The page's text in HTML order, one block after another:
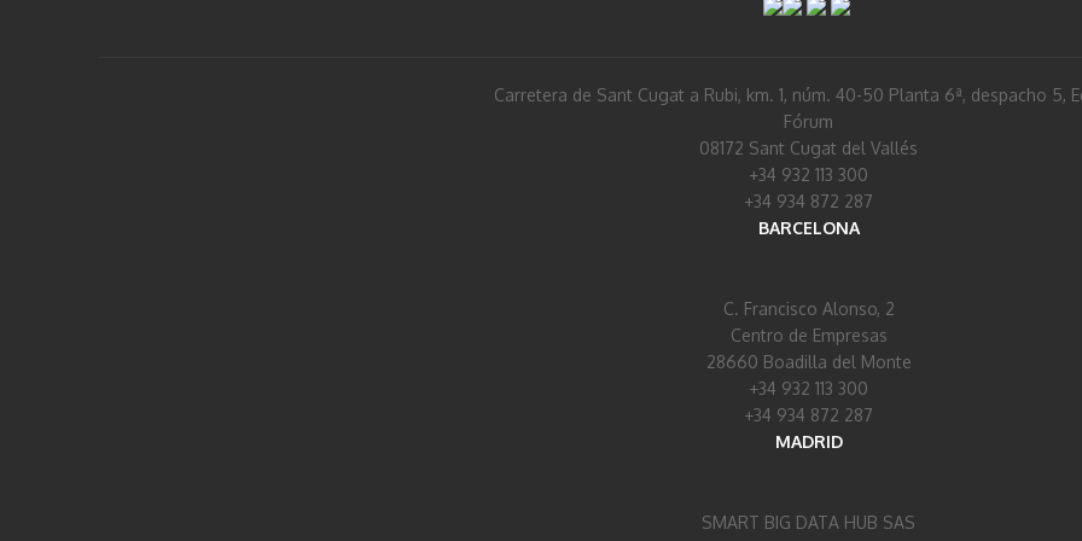
Carretera de Sant Cugat a Rubi, km. 1, núm. 40-50 Planta 6ª, despacho 5,
Fórum
08172 Sant Cugat del Vallés
+34 932 113 300
+34 934 872 287
BARCELONA
C. Francisco Alonso, 2
Centro de Empresas
28660 Boadilla del Monte
+34 932 113 300
+34 934 872 287
MADRID
SMART BIG DATA HUB SAS